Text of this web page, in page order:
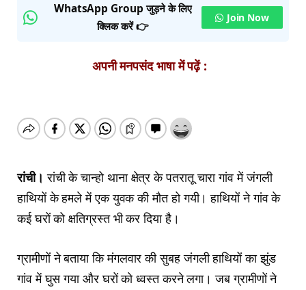
WhatsApp Group जुड़ने के लिए
क्लिक करें 👉
Join Now
अपनी मनपसंद भाषा में पढ़ें :
रांची। रांची के चान्हो थाना क्षेत्र के पतरातू चारा गांव में जंगली
हाथियों के हमले में एक युवक की मौत हो गयी। हाथियों ने गांव के
कई घरों को क्षतिग्रस्त भी कर दिया है।
ग्रामीणों ने बताया कि मंगलवार की सुबह जंगली हाथियों का झुंड
गांव में घुस गया और घरों को ध्वस्त करने लगा। जब ग्रामीणों ने